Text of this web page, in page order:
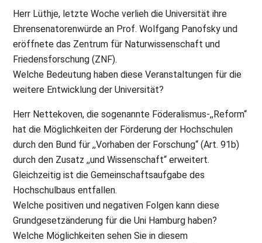
Herr Lüthje, letzte Woche verlieh die Universität ihre
Ehrensenatorenwürde an Prof. Wolfgang Panofsky und
eröffnete das Zentrum für Naturwissenschaft und
Friedensforschung (ZNF).
Welche Bedeutung haben diese Veranstaltungen für die
weitere Entwicklung der Universität?
Herr Nettekoven, die sogenannte Föderalismus-,,Reform“
hat die Möglichkeiten der Förderung der Hochschulen
durch den Bund für ,,Vorhaben der Forschung“ (Art. 91b)
durch den Zusatz ,,und Wissenschaft“ erweitert.
Gleichzeitig ist die Gemeinschaftsaufgabe des
Hochschulbaus entfallen.
Welche positiven und negativen Folgen kann diese
Grundgesetzänderung für die Uni Hamburg haben?
Welche Möglichkeiten sehen Sie in diesem